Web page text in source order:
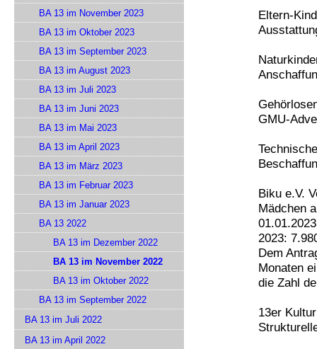
Eltern-
GMU-
Biku e.V.
Mädchen
2023:
Dem
Monaten
die Zahl
13er
BA 13 im November 2023
BA 13 im Oktober 2023
BA 13 im September 2023
BA 13 im August 2023
BA 13 im Juli 2023
BA 13 im Juni 2023
BA 13 im Mai 2023
BA 13 im April 2023
BA 13 im März 2023
BA 13 im Februar 2023
BA 13 im Januar 2023
BA 13 2022
BA 13 im Dezember 2022
BA 13 im November 2022
BA 13 im Oktober 2022
BA 13 im September 2022
BA 13 im Juli 2022
BA 13 im April 2022